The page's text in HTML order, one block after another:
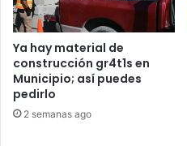
Ya hay material de
construcción gr4t1s en
Municipio; así puedes
pedirlo
2 semanas ago